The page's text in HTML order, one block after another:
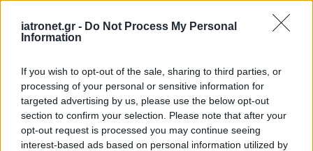
iatronet.gr - Do Not Process My Personal
Information
If you wish to opt-out of the sale, sharing to third parties, or
processing of your personal or sensitive information for
targeted advertising by us, please use the below opt-out
section to confirm your selection. Please note that after your
opt-out request is processed you may continue seeing
interest-based ads based on personal information utilized by
Προσθέστε το iatronet.gr στο Discover
Νέο φάρμακο για την παχυσαρκία: Σημαντική
απώλεια βάρους με μία ένεση Mazdutide την
εβδομάδα